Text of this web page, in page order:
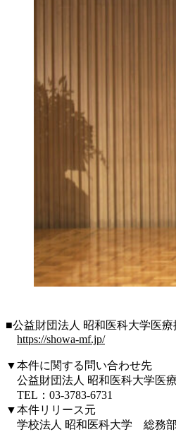
■公益財団法人 昭和医科大学医療
https://showa-mf.jp/
▼本件に関する問い合わせ先
公益財団法人 昭和医科大学医
TEL：03-3783-6731
▼本件リリース元
学校法人 昭和医科大学 総務